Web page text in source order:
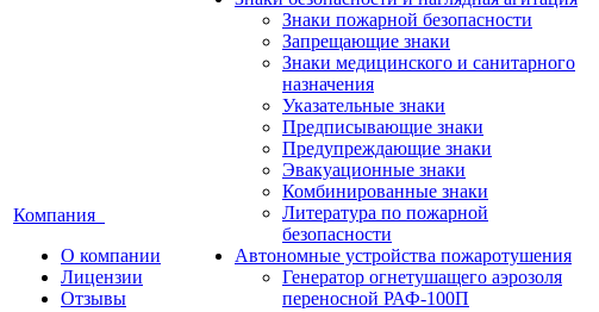
Компания
О компании
Лицензии
Отзывы
Знаки пожарной безопасности
Запрещающие знаки
Знаки медицинского и санитарного
назначения
Указательные знаки
Предписывающие знаки
Предупреждающие знаки
Эвакуационные знаки
Комбинированные знаки
Литература по пожарной
безопасности
Автономные устройства пожаротушения
Генератор огнетушащего аэрозоля
переносной РАФ-100П